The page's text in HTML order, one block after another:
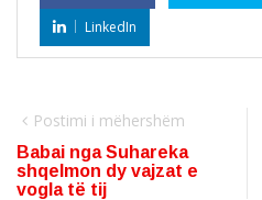
LinkedIn
Postimi i mëhershëm
Babai nga Suhareka
shqelmon dy vajzat e
vogla të tij